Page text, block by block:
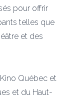
pour offrir
telles que
et des
Québec et
et du Haut-